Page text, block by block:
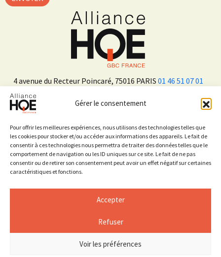
Gérer le consentement
Pour offrir les meilleures expériences, nous utilisons des technologies telles que
les cookies pour stocker et/ou accéder aux informations des appareils. Le fait de
consentir à ces technologies nous permettra de traiter des données telles que le
comportement de navigation ou les ID uniques sur ce site. Le fait de ne pas
consentir ou de retirer son consentement peut avoir un effet négatif sur certaines
caractéristiques et fonctions.
Accepter
Refuser
Voir les préférences
4 avenue du Recteur Poincaré, 75016 PARIS 01 46 51 07 01
Sur les réseaux sociaux
Mentions légales
Espace Presse